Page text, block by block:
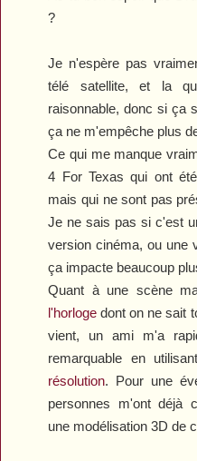
?
Je n'espère pas
télé satellite, et la
raisonnable, donc si ça
ça ne m'empêche plus
Ce qui me manque
4 For Texas qui ont
mais qui ne sont pas
Je ne sais pas si c'est
version cinéma, ou une
ça impacte beaucoup
Quant à une scène
l'horloge dont on ne sait
vient, un ami m'a
remarquable en
résolution. Pour une
personnes m'ont déjà
une modélisation 3D de